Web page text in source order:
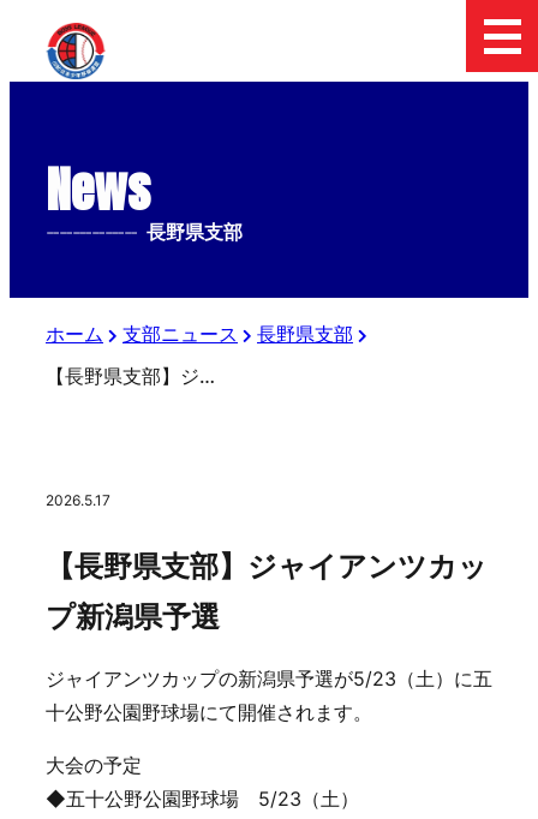
News
-------------- 長野県支部
ホーム 支部ニュース
長野県支部
【長野県支部】ジャイアンツカップ新潟県予選
2026.5.17
【長野県支部】ジャイアンツカッ
プ新潟県予選
ジャイアンツカップの新潟県予選が5/23（土）に五
十公野公園野球場にて開催されます。
大会の予定
◆五十公野公園野球場 5/23（土）